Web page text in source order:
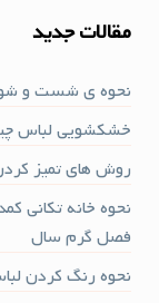
مقالات جدید
نحوه ی شست و
خشکشویی لباس
روش های تمیز
نحوه خانه تکانی
فصل گرم سال
نحوه رنگ کردن